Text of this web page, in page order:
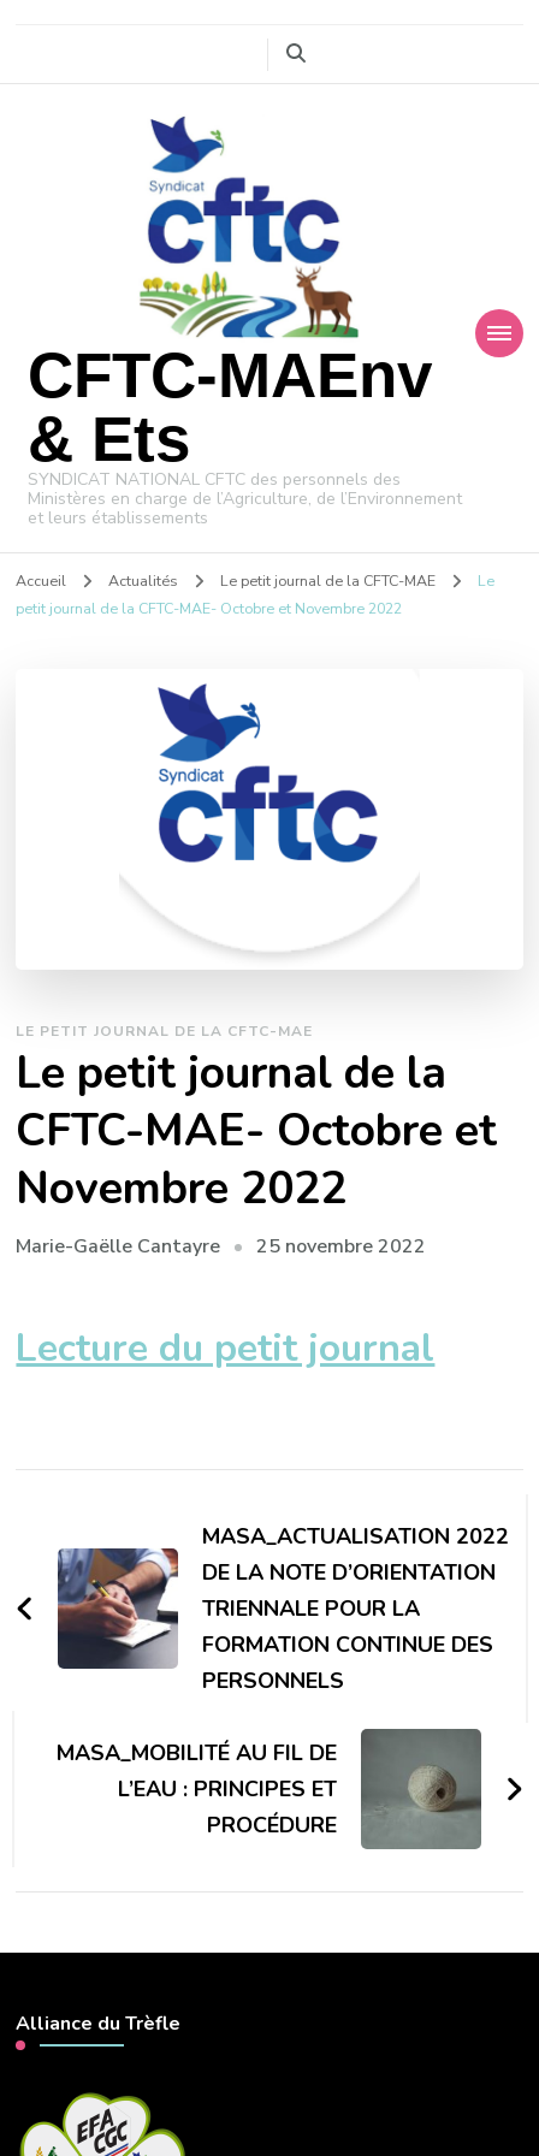
CFTC-MAEnv
& Ets
SYNDICAT NATIONAL CFTC des personnels des
Ministères en charge de l’Agriculture, de l’Environnement
et leurs établissements
Accueil Actualités Le petit journal de la CFTC-MAE
Le
petit journal de la CFTC-MAE- Octobre et Novembre 2022
LE PETIT JOURNAL DE LA CFTC-MAE
Le petit journal de la
CFTC-MAE- Octobre et
Novembre 2022
Marie-Gaëlle Cantayre 25 novembre 2022
Lecture du petit journal
d'article
MASA_ACTUALISATION 2022
DE LA NOTE D’ORIENTATION
TRIENNALE POUR LA
FORMATION CONTINUE DES
PERSONNELS
MASA_MOBILITÉ AU FIL DE
L’EAU : PRINCIPES ET
PROCÉDURE
Alliance du Trèfle